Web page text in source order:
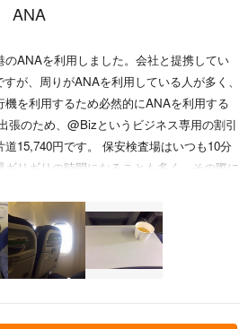
ANA
ANAを利用しました。会社と提携してい
が、周りがANAを利用している人が多く、
を利用するため必然的にANAを利用する
張のため、@Bizというビジネス専用の割引
15,740円です。 保安検査場はいつも10分
リギリの時間になることも多く、その際に
。 それでも結構待つのですが… 羽田空港
過した後にあるカードラウンジをいつも利
ばパンなどの軽食が無料で食べることが可
したので、もう終了していました。多くの
が激しいですがコンセントがたくさんある